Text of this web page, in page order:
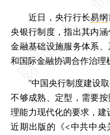
近日，央行行长易纲
央银行制度，指出其内涵
金融基础设施服务体系
和国际金融协调合作治理
“中国央行制度建设取
不够成熟、定型，需要
理能力现代化的要求，建
近期出版的《<中共中央